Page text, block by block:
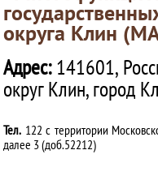
округа Клин
Адрес:141601,
округ Клин, город
Тел. 122 с территории
далее 3 (доб.52212)